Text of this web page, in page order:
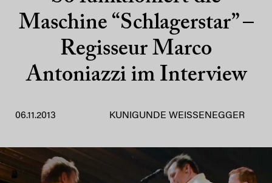
Maschine “Schlagerstar” –
Regisseur Marco
Antoniazzi im Interview
06.11.2013 KUNIGUNDE WEISSENEGGER